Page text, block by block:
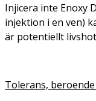
Injicera inte Enoxy
injektion i en ven)
är potentiellt
Tolerans,